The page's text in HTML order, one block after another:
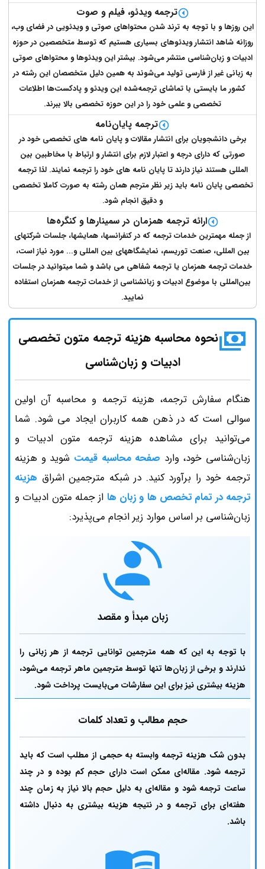
ترجمه ویدئو، فیلم و صوت
این روزها و با توجه به ترند شدن محتواهای صوتی و ویدئویی در فضای وب،
روزانه شاهد انتشار ویدئوهای بسیاری هستیم که توسط متخصصین در حوزه
ادبیات و زبان‌شناسی منتشر می‌شود. بیشتر این ویدئوها و محتواهای صوتی
به زبانی غیر از فارسی تولید می‌شوند به همین دلیل متخصصان این رشته در
کشور ما بایستی با تماشای ترجمه‌شده این ویدئو و پادکست‌ها اطلاعات
تخصصی و علمی خود را در این حوزه تخصصی بالا ببرند.
ترجمه پایان‌نامه
برخی دانشجویان برای انتشار مقالات و پایان نامه های تخصصی خود در
صورتی که دارای درجه و اعتبار لازم برای انتشار و ارتباط با مخاطبین بین
المللی هستند نیاز دارند تا پایان نامه های خود را ترجمه نمایند. لذا ترجمه
تخصصی پایان نامه باید زیر نظر مترجم همان رشته به صورت کاملا تخصصی
و دقیق انجام شود.
ارائه ترجمه همزمان در سمینارها و کنگره‌ها
از جمله مهمترین خدمات ترجمه که در کنفرانسها، همایشها، جلسات شرکتهای
بین المللی، صنعت توریسم، نمایشگاههای بین المللی و... مورد نیاز است،
خدمات ترجمه همزمان یا ترجمه شفاهی می باشد و شما میتوانید در جلسات
بین‌المللی با موضوع ادبیات و زبانشناسی از خدمات ترجمه همزمان استفاده
نمایید.
نحوه محاسبه هزینه ترجمه متون تخصصی
ادبیات و زبان‌شناسی
هنگام سفارش ترجمه، هزینه ترجمه و محاسبه آن اولین
سوالی است که در ذهن همه کاربران ایجاد می شود. شما
می‌توانید برای مشاهده هزینه ترجمه متون ادبیات و
زبان‌شناسی خود، وارد صفحه محاسبه قیمت شوید و هزینه
ترجمه خود را برآورد کنید. در شبکه مترجمین اشراق هزینه
ترجمه در تمام تخصص ها و زبان ها از جمله متون ادبیات و
زبان‌شناسی بر اساس موارد زیر انجام می‌پذیرد:
زبان مبدأ و مقصد
با توجه به این که همه مترجمین توانایی ترجمه از هر زبانی را
ندارند و برخی از زبان‌ها تنها توسط مترجمین ماهر ترجمه می‌شود،
هزینه بیشتری نیز برای این سفارشات می‌بایست پرداخت شود.
حجم مطالب و تعداد کلمات
بدون شک هزینه ترجمه وابسته به حجمی از مطلب است که باید
ترجمه شود. مقاله‌ای ممکن است دارای حجم کم بوده و در چند
ساعت ترجمه شود و مقاله‌ای به دلیل حجم بالا نیاز به زمان چند
هفته‌ای برای ترجمه و در نتیجه هزینه بیشتری به دنبال داشته
باشد.